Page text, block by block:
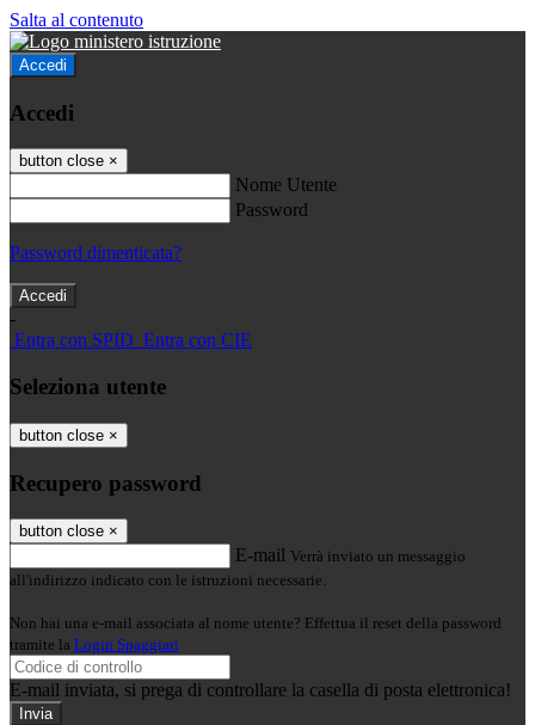
Salta al contenuto
Accedi
Accedi
button close ×
Nome Utente
Password
Password dimenticata?
-
Entra con SPID Entra con CIE
Seleziona utente
button close ×
Recupero password
button close ×
E-mail Verrà inviato un messaggio
all'indirizzo indicato con le istruzioni necessarie.
Non hai una e-mail associata al nome utente? Effettua il reset della password
tramite la Login Spaggiari
E-mail inviata, si prega di controllare la casella di posta elettronica!